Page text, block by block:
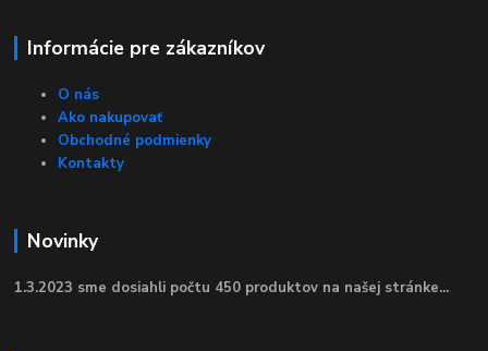
Informácie pre zákazníkov
O nás
Ako nakupovať
Obchodné podmienky
Kontakty
Novinky
1.3.2023 sme dosiahli počtu 450 produktov na našej stránke...